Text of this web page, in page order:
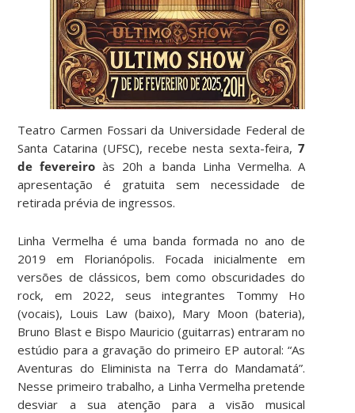
Teatro Carmen Fossari da Universidade Federal de
Santa Catarina (UFSC), recebe nesta sexta-feira,7
de fevereiro às 20h a banda Linha Vermelha. A
apresentação é gratuita sem necessidade de
retirada prévia de ingressos.
Linha Vermelha é uma banda formada no ano de
2019 em Florianópolis. Focada inicialmente em
versões de clássicos, bem como obscuridades do
rock, em 2022, seus integrantes Tommy Ho
(vocais), Louis Law (baixo), Mary Moon (bateria),
Bruno Blast e Bispo Mauricio (guitarras) entraram no
estúdio para a gravação do primeiro EP autoral: “As
Aventuras do Eliminista na Terra do Mandamatá”.
Nesse primeiro trabalho, a Linha Vermelha pretende
desviar a sua atenção para a visão musical